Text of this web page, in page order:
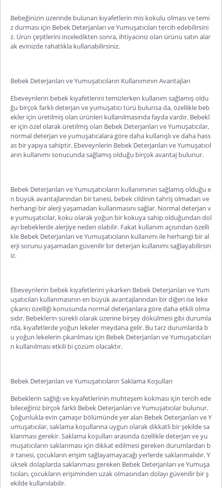
Bebeğinizin üzerinde bulunan kıyafetlerin mis kokulu olması ve temi
z durması için Bebek Deterjanları ve Yumuşatıcıları tercih edebilirsini
z. Ürün çeşitlerini inceledikten sonra, ihtiyacınız olan ürünü satın alar
ak evinizde rahatlıkla kullanabilirsiniz.
Bebek Deterjanları ve Yumuşatıcıların Kullanımının Avantajları
Ebeveynlerin bebek kıyafetlerini temizlerken kullanım sağlamış oldu
ğu birçok farklı deterjan ve yumuşatıcı türü bulunsa da, özellikle beb
ekler için üretilmiş olan ürünleri kullanılmasında fayda vardır. Bebekl
er için özel olarak üretilmiş olan Bebek Deterjanları ve Yumuşatıcılar,
normal deterjan ve yumuşatıcalara göre daha kullanışlı ve daha hass
as bir yapıya sahiptir. Ebeveynlerin Bebek Deterjanları ve Yumuşatıcıl
arın kullanımı sonucunda sağlamış olduğu birçok avantaj bulunur.
Bebek Deterjanları ve Yumuşatıcıların kullanımının sağlamış olduğu e
n büyük avantajlarından bir tanesi, bebek cildinin tahriş olmadan ve
herhangi bir alerji yaşamadan kullanmasını sağlar. Normal deterjan v
e yumuşatıcılar, koku olarak yoğun bir kokuya sahip olduğundan dol
ayı bebeklerde alerjiye neden olabilir. Fakat kullanım açısından özelli
kle Bebek Deterjanları ve Yumuşatıcıların kullanımı ile herhangi bir al
erji sorunu yaşamadan güvenilir bir deterjan kullanımı sağlayabilirsin
iz.
Ebeveynlerin bebek kıyafetlerini yıkarken Bebek Deterjanları ve Yum
uşatıcıları kullanmasının en büyük avantajlarından bir diğeri ise leke
çıkarıcı özelliği konusunda normal deterjanlara göre daha etkili olma
sıdır. Bebeklerin sürekli olarak üzerine birşey dökülmesi gibi durumla
rda, kıyafetlerde yoğun lekeler meydana gelir. Bu tarz durumlarda b
u yoğun lekelerin çıkarılması için Bebek Deterjanları ve Yumuşatıcıları
n kullanılması etkili bi çözüm olacaktır.
Bebek Deterjanları ve Yumuşatıcıların Saklama Koşulları
Bebeklerin sağlığı ve kıyafetlerinin muhteşem kokması için tercih ede
bileceğiniz birçok farklı Bebek Deterjanları ve Yumuşatıcılar bulunur.
Çoğunlukla evin çamaşır bölümünde yer alan Bebek Deterjanları ve Y
umuşatıcılar, saklama koşullarına uygun olarak dikkatli bir şekilde sa
klanması gerekir. Saklama koşulları arasında özellikle deterjan ve yu
muşatıcıların saklanması için dikkat edilmesi gereken durumlardan b
ir tanesi, çocukların erişim sağlayamayacağı yerlerde saklanmalıdır. Y
üksek dolaplarda saklanması gereken Bebek Deterjanları ve Yumuşa
tıcıları, çocukların erişiminden uzak olmasından dolayı güvenilir bir ş
ekilde kullanılabilir.